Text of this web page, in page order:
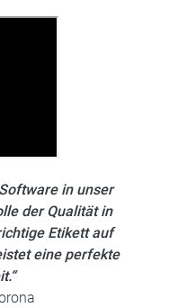
in unser
der Qualität in
Etikett auf
eine perfekte